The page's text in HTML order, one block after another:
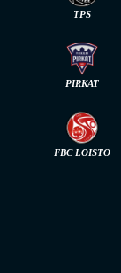
TPS
PIRKAT
FBC LOISTO